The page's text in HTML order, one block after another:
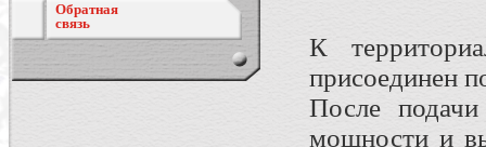
Обратная
связь
К
присоединен
После подачи
мощности и